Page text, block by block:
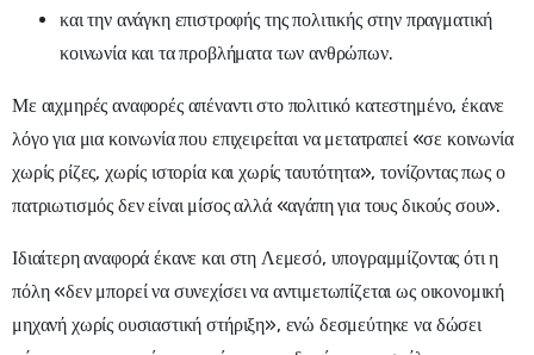
και την ανάγκη επιστροφής της πολιτικής στην πραγματική
κοινωνία και τα προβλήματα των ανθρώπων.
Με αιχμηρές αναφορές απέναντι στο πολιτικό κατεστημένο, έκανε
λόγο για μια κοινωνία που επιχειρείται να μετατραπεί «σε κοινωνία
χωρίς ρίζες, χωρίς ιστορία και χωρίς ταυτότητα», τονίζοντας πως ο
πατριωτισμός δεν είναι μίσος αλλά «αγάπη για τους δικούς σου».
Ιδιαίτερη αναφορά έκανε και στη Λεμεσό, υπογραμμίζοντας ότι η
πόλη «δεν μπορεί να συνεχίσει να αντιμετωπίζεται ως οικονομική
μηχανή χωρίς ουσιαστική στήριξη», ενώ δεσμεύτηκε να δώσει